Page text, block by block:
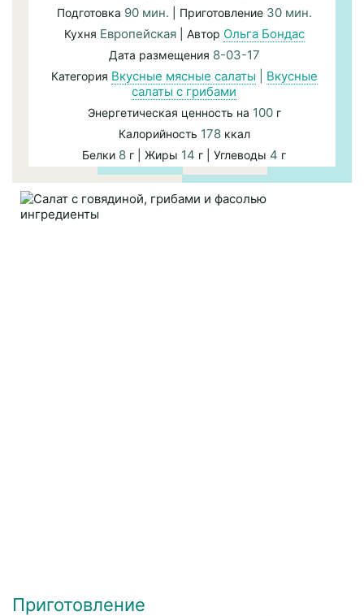
Подготовка 90 мин. | Приготовление 30 мин.
Кухня Европейская| Автор Ольга Бондас
Дата размещения 8-03-17
Категория Вкусные мясные салаты
Вкусные
салаты с грибами
Энергетическая ценность на 100г
Калорийность 178ккал
Белки 8 г | Жиры 14 г | Углеводы 4 г
Приготовление